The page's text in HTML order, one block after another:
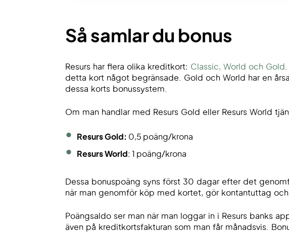
Så samlar du bonus
Resurs har flera olika kreditkort: Classic, World och Gold
detta kort något begränsade. Gold och World har en
dessa korts bonussystem.
Om man handlar med Resurs Gold eller Resurs World
Resurs Gold: 0,5 poäng/krona
Resurs World : 1 poäng/krona
Dessa bonuspoäng syns först 30 dagar efter det
när man genomför köp med kortet, gör kontantuttag och
Poängsaldo ser man när man loggar in i Resurs banks
även på kreditkortsfakturan som man får månadsvis.